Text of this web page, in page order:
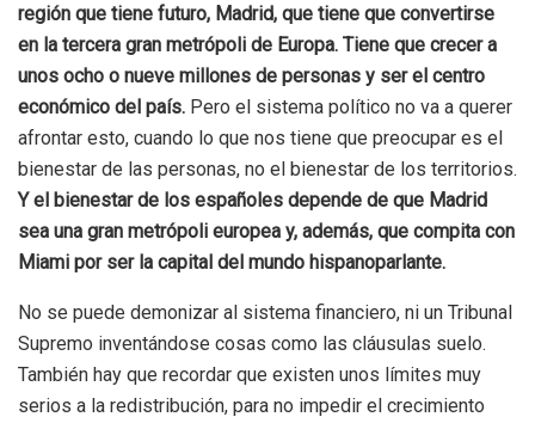
región que tiene futuro, Madrid, que tiene que convertirse
en la tercera gran metrópoli de Europa. Tiene que crecer a
unos ocho o nueve millones de personas y ser el centro
económico del país. Pero el sistema político no va a querer
afrontar esto, cuando lo que nos tiene que preocupar es el
bienestar de las personas, no el bienestar de los territorios.
Y el bienestar de los españoles depende de que Madrid
sea una gran metrópoli europea y, además, que compita con
Miami por ser la capital del mundo hispanoparlante.
No se puede demonizar al sistema financiero, ni un Tribunal
Supremo inventándose cosas como las cláusulas suelo.
También hay que recordar que existen unos límites muy
serios a la redistribución, para no impedir el crecimiento